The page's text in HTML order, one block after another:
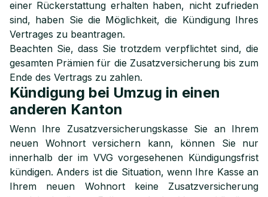
einer Rückerstattung erhalten haben, nicht zufrieden
sind, haben Sie die Möglichkeit, die Kündigung Ihres
Vertrages zu beantragen.
Beachten Sie, dass Sie trotzdem verpflichtet sind, die
gesamten Prämien für die Zusatzversicherung bis zum
Ende des Vertrags zu zahlen.
Kündigung bei Umzug in einen
anderen Kanton
Wenn Ihre Zusatzversicherungskasse Sie an Ihrem
neuen Wohnort versichern kann, können Sie nur
innerhalb der im VVG vorgesehenen Kündigungsfrist
kündigen. Anders ist die Situation, wenn Ihre Kasse an
Ihrem neuen Wohnort keine Zusatzversicherung